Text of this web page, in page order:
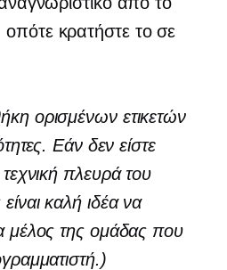
κρατήστε το σε
ορισμένων ετικετών
Εάν δεν είστε
τεχνική πλευρά του
καλή ιδέα να
μέλος της ομάδας που